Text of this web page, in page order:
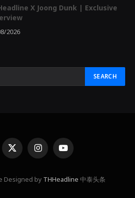
X Joong Dunk | Exclusive
2026
X
(Twitter)
InstagramYouTube
Designed by THHeadline 中泰头条